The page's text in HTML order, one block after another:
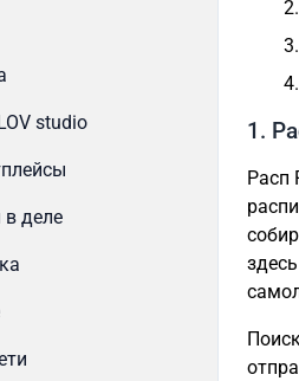
studio
деле
1.
Расп